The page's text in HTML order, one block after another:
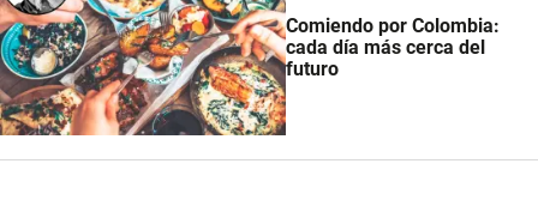
Comiendo por Colombia:
cada día más cerca del
futuro